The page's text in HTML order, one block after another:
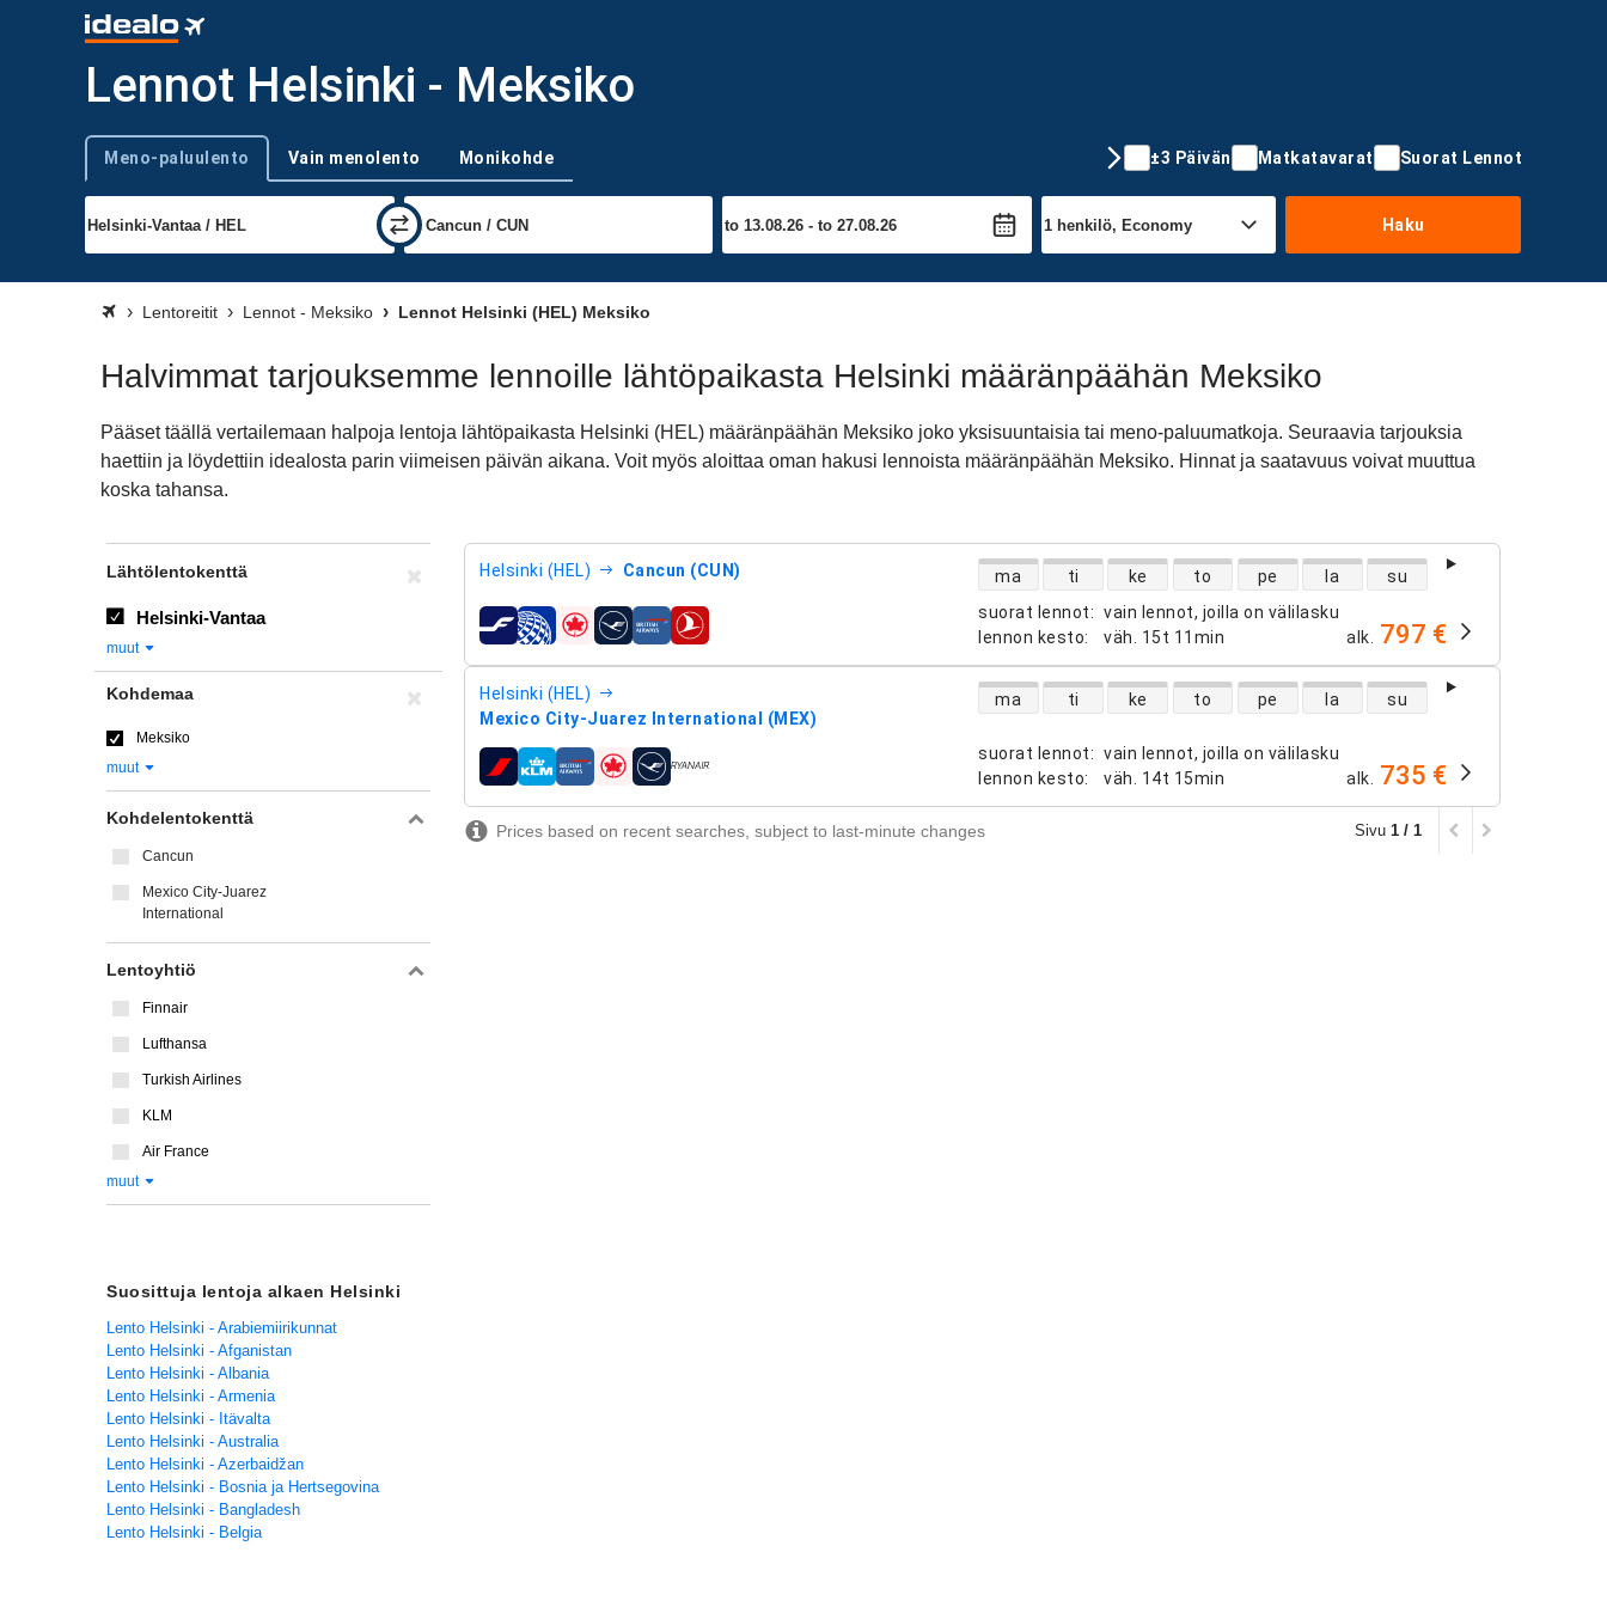
Lennot Helsinki - Meksiko
Trip type
Meno-paluulento Vain menolento Monikohde ±3 Päivän Matkatavarat Suorat Lennot
Haku
Lentoreitit Lennot - Meksiko Lennot Helsinki (HEL) Meksiko
Halvimmat tarjouksemme lennoille lähtöpaikasta Helsinki määränpäähän Meksiko
Pääset täällä vertailemaan halpoja lentoja lähtöpaikasta Helsinki (HEL) määränpäähän Meksiko joko yksisuuntaisia tai meno-paluumatkoja. Seuraavia tarjouksia
haettiin ja löydettiin idealosta parin viimeisen päivän aikana. Voit myös aloittaa oman hakusi lennoista määränpäähän Meksiko. Hinnat ja saatavuus voivat muuttua
koska tahansa.
Helsinki (HEL) Cancun (CUN)
suorat lennot: vain lennot, joilla on välilasku
lennon kesto: väh. 15t 11min
suorien lentojen saatavuus
ma ti ke to pe la su
lentoyhtiöt alk. 797 €
Helsinki (HEL)
Mexico City-Juarez International (MEX)
suorat lennot: vain lennot, joilla on välilasku
lennon kesto: väh. 14t 15min
suorien lentojen saatavuus
ma ti ke to pe la su
lentoyhtiöt alk. 735 €
Prices based on recent searches, subject to last-minute changes Sivu 1 / 1
Lähtölentokenttä
Helsinki-Vantaa
muut
Kohdemaa
Meksiko
muut
Kohdelentokenttä
Cancun
Mexico City-Juarez
International
Lentoyhtiö
Finnair
Lufthansa
Turkish Airlines
KLM
Air France
muut
Suosittuja lentoja alkaen Helsinki
Lento Helsinki - Arabiemiirikunnat
Lento Helsinki - Afganistan
Lento Helsinki - Albania
Lento Helsinki - Armenia
Lento Helsinki - Itävalta
Lento Helsinki - Australia
Lento Helsinki - Azerbaidžan
Lento Helsinki - Bosnia ja Hertsegovina
Lento Helsinki - Bangladesh
Lento Helsinki - Belgia